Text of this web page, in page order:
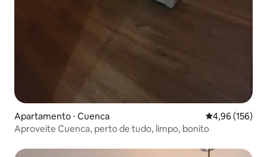
Apartamento ⋅ Cuenca 4,96 de uma
4,96 (156)
Aproveite Cuenca, perto de tudo, limpo, bonito